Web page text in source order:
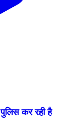
कर रही है